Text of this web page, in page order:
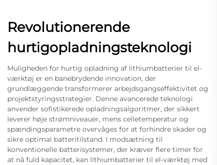
Revolutionerende
hurtigopladningsteknologi
Muligheden for hurtig opladning af lithiumbatterier til el-
værktøj er en banebrydende innovation, der
grundlæggende transformerer arbejdsgangseffektivitet og
projektstyringsstrategier. Denne avancerede teknologi
anvender sofistikerede opladningsalgoritmer, der sikkert
leverer høje strømniveauer, mens celletemperatur og
spændingsparametre overvåges for at forhindre skader og
sikre optimal batteritilstand. I modsætning til
konventionelle batterisystemer, der kræver flere timer for
at nå fuld kapacitet, kan lithiumbatterier til el-værktøj med